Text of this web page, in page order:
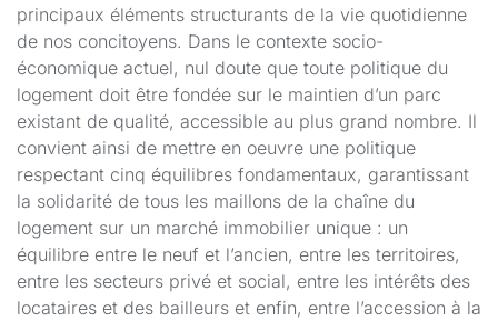
principaux éléments structurants de la vie quotidienne
de nos concitoyens. Dans le contexte socio-
économique actuel, nul doute que toute politique du
logement doit être fondée sur le maintien d’un parc
existant de qualité, accessible au plus grand nombre. Il
convient ainsi de mettre en oeuvre une politique
respectant cinq équilibres fondamentaux, garantissant
la solidarité de tous les maillons de la chaîne du
logement sur un marché immobilier unique : un
équilibre entre le neuf et l’ancien, entre les territoires,
entre les secteurs privé et social, entre les intérêts des
locataires et des bailleurs et enfin, entre l’accession à la